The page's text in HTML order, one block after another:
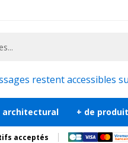
stand exposition,
restent
architectural + de
acceptés